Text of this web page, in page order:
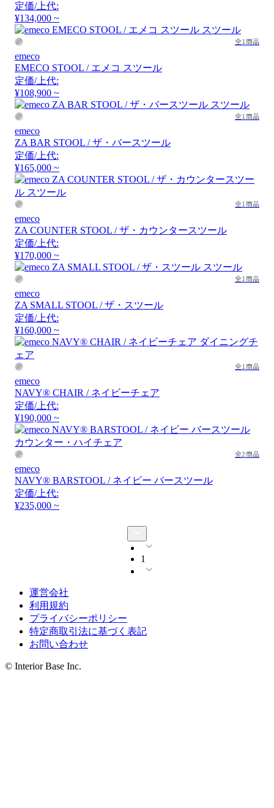
定価/上代:
¥134,000 ~
全1商品
emeco
EMECO STOOL / エメコ スツール
定価/上代:
¥108,900 ~
全1商品
emeco
ZA BAR STOOL / ザ・バースツール
定価/上代:
¥165,000 ~
全1商品
emeco
ZA COUNTER STOOL / ザ・カウンタースツール
定価/上代:
¥170,000 ~
全1商品
emeco
ZA SMALL STOOL / ザ・スツール
定価/上代:
¥160,000 ~
全1商品
emeco
NAVY® CHAIR / ネイビーチェア
定価/上代:
¥190,000 ~
全2商品
emeco
NAVY® BARSTOOL / ネイビー バースツール
定価/上代:
¥235,000 ~
1
運営会社
利用規約
プライバシーポリシー
特定商取引法に基づく表記
お問い合わせ
© Interior Base Inc.